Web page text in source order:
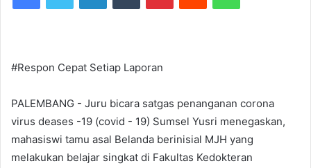
#Respon Cepat Setiap Laporan
PALEMBANG - Juru bicara satgas penanganan corona
virus deases -19 (covid - 19) Sumsel Yusri menegaskan,
mahasiswi tamu asal Belanda berinisial MJH yang
melakukan belajar singkat di Fakultas Kedokteran